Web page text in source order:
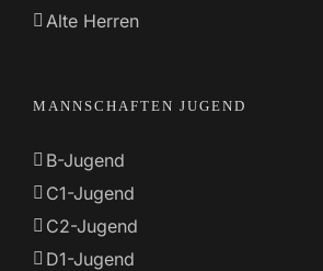
Alte Herren
MANNSCHAFTEN JUGEND
B-Jugend
C1-Jugend
C2-Jugend
D1-Jugend